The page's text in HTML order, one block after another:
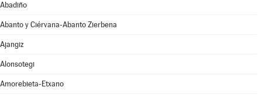
Abadiño
Abanto y Ciérvana-Abanto Zierbena
Ajangiz
Alonsotegi
Amorebieta-Etxano